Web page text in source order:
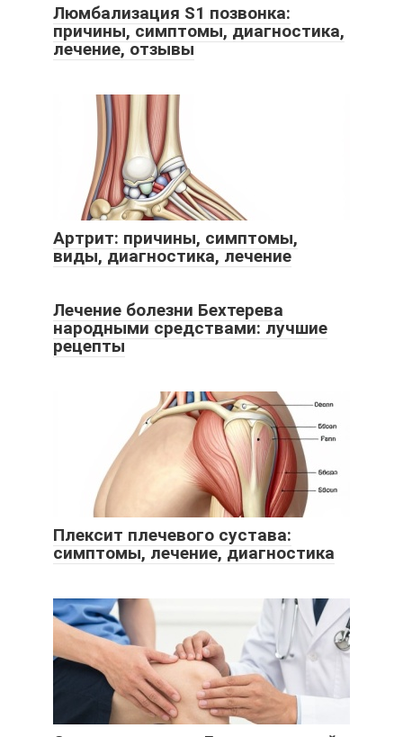
Люмбализация S1 позвонка:
причины, симптомы, диагностика,
лечение, отзывы
Артрит: причины, симптомы,
виды, диагностика, лечение
Лечение болезни Бехтерева
народными средствами: лучшие
рецепты
Плексит плечевого сустава:
симптомы, лечение, диагностика